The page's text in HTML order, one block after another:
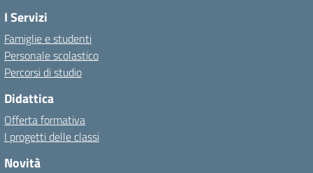
I Servizi
Famiglie e studenti
Personale scolastico
Percorsi di studio
Didattica
Offerta formativa
I progetti delle classi
Novità